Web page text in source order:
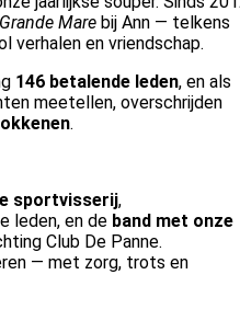
Mare bij Ann — telkens
verhalen en vriendschap.
146 betalende leden, en als
meetellen, overschrijden
.
sportvisserij,
leden, en de band met onze
Club De Panne.
— met zorg, trots en